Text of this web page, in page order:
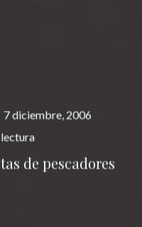
7 diciembre, 2006
de pescadores